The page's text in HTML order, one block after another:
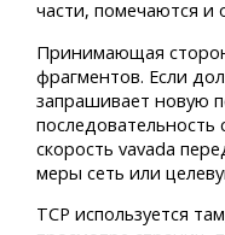
части, помечаются и
Принимающая
фрагментов. Если
запрашивает новую
скорость vavada
меры сеть или
TCP используется